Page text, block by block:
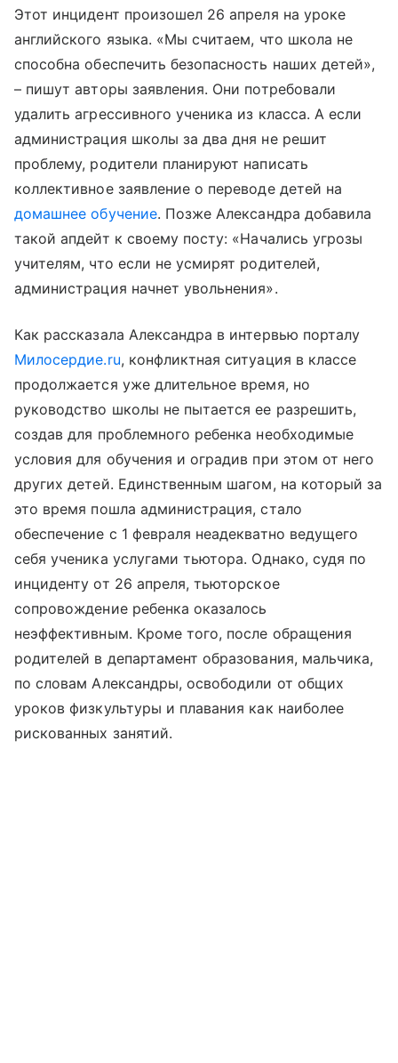
Этот инцидент произошел 26 апреля на уроке
английского языка. «Мы считаем, что школа не
способна обеспечить безопасность наших детей»,
– пишут авторы заявления. Они потребовали
удалить агрессивного ученика из класса. А если
администрация школы за два дня не решит
проблему, родители планируют написать
коллективное заявление о переводе детей на
домашнее обучение. Позже Александра добавила
такой апдейт к своему посту: «Начались угрозы
учителям, что если не усмирят родителей,
администрация начнет увольнения».
Как рассказала Александра в интервью порталу
Милосердие.ru, конфликтная ситуация в классе
продолжается уже длительное время, но
руководство школы не пытается ее разрешить,
создав для проблемного ребенка необходимые
условия для обучения и оградив при этом от него
других детей. Единственным шагом, на который за
это время пошла администрация, стало
обеспечение с 1 февраля неадекватно ведущего
себя ученика услугами тьютора. Однако, судя по
инциденту от 26 апреля, тьюторское
сопровождение ребенка оказалось
неэффективным. Кроме того, после обращения
родителей в департамент образования, мальчика,
по словам Александры, освободили от общих
уроков физкультуры и плавания как наиболее
рискованных занятий.